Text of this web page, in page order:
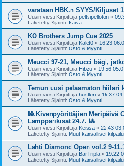
varataan HBK.n SYYS/Kiljuset
Uusin viesti Kirjoittaja peltsipelloton «
Lähetetty Sijainti: Kaisa
KO Brothers Jump Cue 2025
Uusin viesti Kirjoittaja Kalet0 « 16:23
Lähetetty Sijainti: Osto & Myynti
Meucci 97-21, Meucci bägi,
Uusin viesti Kirjoittaja Hibzu « 19:56
Lähetetty Sijainti: Osto & Myynti
Temun uusi pelaamaton hiilari
Uusin viesti Kirjoittaja hustleri « 15:37
Lähetetty Sijainti: Osto & Myynti
🎱 Kivenpyörittäjien Meripäivä
Lämppärikisat 24.7. 🎱
Uusin viesti Kirjoittaja Keissa « 22:43
Lähetetty Sijainti: Muut kansalliset
Lahti Diamond Open vol.2 9-
Uusin viesti Kirjoittaja BarTripla « 19:22
Lähetetty Sijainti: Muut kansalliset